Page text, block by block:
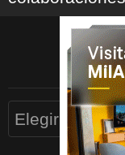
WhatsApp
Facebook
Twitter